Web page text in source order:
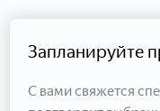
Запланируйте
С вами свяжется